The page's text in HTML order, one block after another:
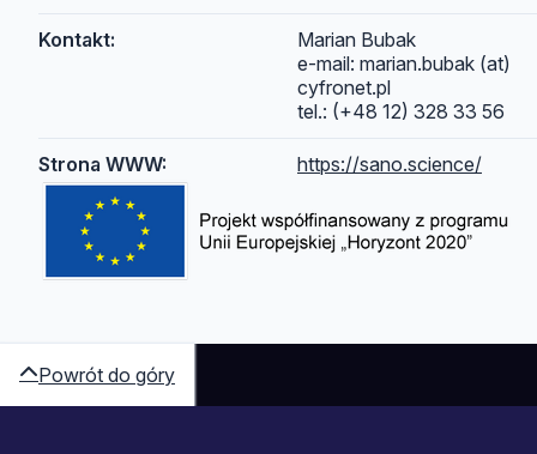
Kontakt:
Marian Bubak
e-mail: marian.bubak (at)
cyfronet.pl
tel.: (+48 12) 328 33 56
Strona WWW: https://sano.science/
Powrót do góry